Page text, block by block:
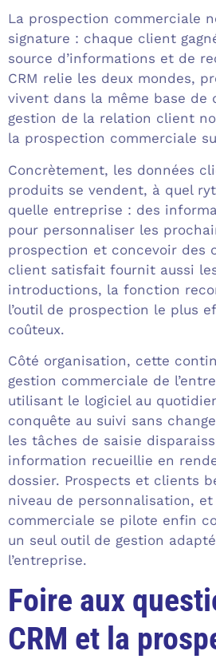
La prospection commerciale
signature : chaque client
source d’informations et de
CRM relie les deux mondes,
vivent dans la même base de
gestion de la relation client
la prospection commerciale
Concrètement, les données
produits se vendent, à quel
quelle entreprise : des
pour personnaliser les
prospection et concevoir des
client satisfait fournit aussi
introductions, la fonction
l’outil de prospection le plus
coûteux.
Côté organisation, cette
gestion commerciale de
utilisant le logiciel au
conquête au suivi sans
les tâches de saisie
information recueillie en
dossier. Prospects et clients
niveau de personnalisation, et
commerciale se pilote enfin
un seul outil de gestion
l’entreprise.
Foire aux
CRM et la